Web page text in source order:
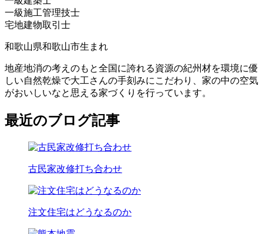
一級施工管理技士
宅地建物取引士
和歌山県和歌山市生まれ
地産地消の考えのもと全国に誇れる資源の紀州材を環境に優
しい自然乾燥で大工さんの手刻みにこだわり、家の中の空気
がおいしいなと思える家づくりを行っています。
最近のブログ記事
古民家改修打ち合わせ
注文住宅はどうなるのか